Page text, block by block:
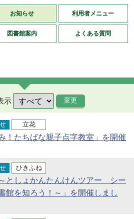
お知らせ 利用者メニュー
図書館案内 よくある質問
示
立花
！たちばな親子点字教室」を開催
ひきふね
としょかんたんけんツアー シー
館を知ろう！～」を開催しまし